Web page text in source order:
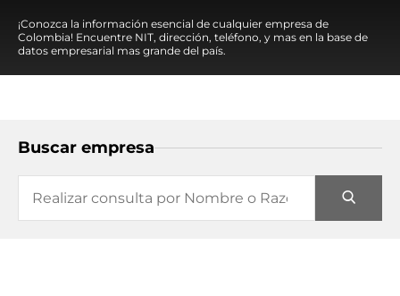
¡Conozca la información esencial de cualquier empresa de
Colombia! Encuentre NIT, dirección, teléfono, y mas en la base de
datos empresarial mas grande del país.
Buscar empresa